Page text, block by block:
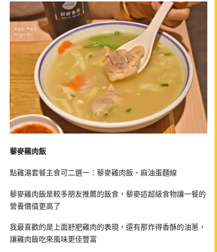
藜麥雞肉飯
點雞湯套餐主食可二選一：藜麥雞肉飯、麻油蛋麵線
藜麥雞肉飯是較多朋友推薦的飯食，藜麥這超級食物讓一餐的
營養價值更高了
我最喜歡的是上面舒肥雞肉的表現，還有那炸得香酥的油蔥，
讓雞肉飯吃來風味更佳豐富